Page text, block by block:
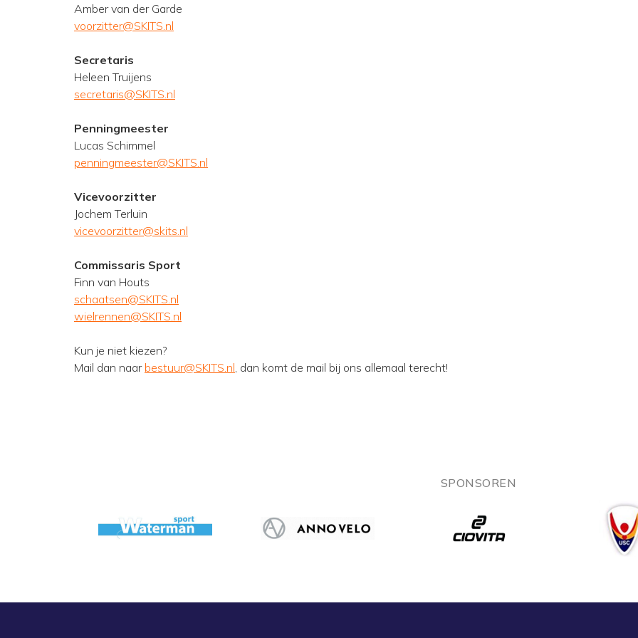
Amber van der Garde
voorzitter@SKITS.nl
Secretaris
Heleen Truijens
secretaris@SKITS.nl
Penningmeester
Lucas Schimmel
penningmeester@SKITS.nl
Vicevoorzitter
Jochem Terluin
vicevoorzitter@skits.nl
Commissaris Sport
Finn van Houts
schaatsen@SKITS.nl
wielrennen@SKITS.nl
Kun je niet kiezen?
Mail dan naar bestuur@SKITS.nl, dan komt de mail bij ons allemaal terecht!
SPONSOREN